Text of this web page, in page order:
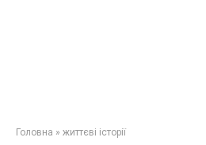
Головна » життєві історії